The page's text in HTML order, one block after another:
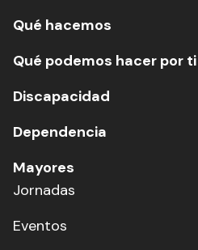
Qué hacemos
Qué podemos hacer por ti
Discapacidad
Dependencia
Mayores
Jornadas
Eventos